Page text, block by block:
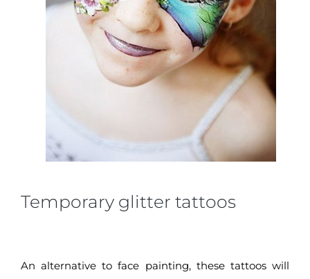
Temporary glitter tattoos
An alternative to face painting, these tattoos will